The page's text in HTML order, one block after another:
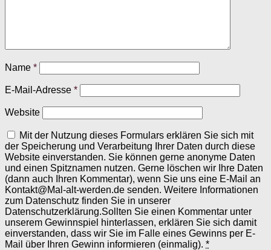
Name *
E-Mail-Adresse *
Website
Mit der Nutzung dieses Formulars erklären Sie sich mit
der Speicherung und Verarbeitung Ihrer Daten durch diese
Website einverstanden. Sie können gerne anonyme Daten
und einen Spitznamen nutzen. Gerne löschen wir Ihre Daten
(dann auch Ihren Kommentar), wenn Sie uns eine E-Mail an
Kontakt@Mal-alt-werden.de senden. Weitere Informationen
zum Datenschutz finden Sie in unserer
Datenschutzerklärung.Sollten Sie einen Kommentar unter
unserem Gewinnspiel hinterlassen, erklären Sie sich damit
einverstanden, dass wir Sie im Falle eines Gewinns per E-
Mail über Ihren Gewinn informieren (einmalig). *